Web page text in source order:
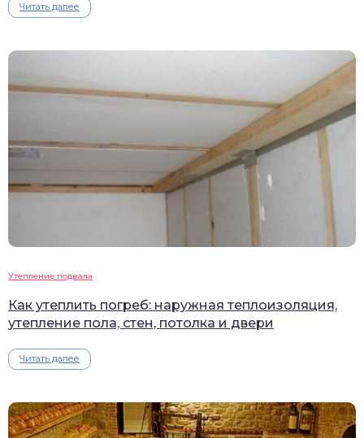
Читать далее
Утепление подвала
Как утеплить погреб: наружная теплоизоляция,
утепление пола, стен, потолка и двери
Читать далее